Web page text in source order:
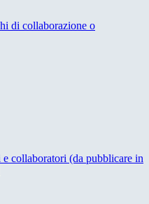
di collaborazione o
e collaboratori (da pubblicare in